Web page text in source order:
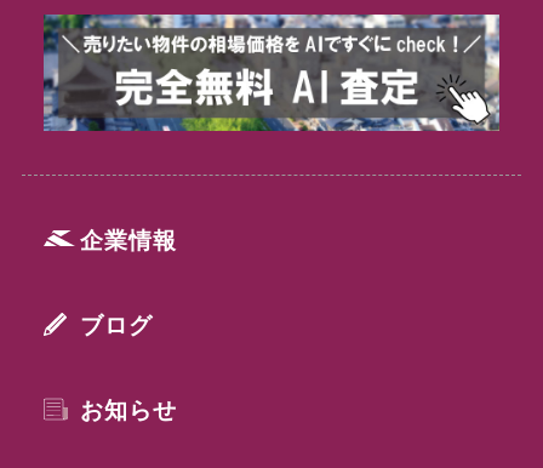
企業情報
ブログ
お知らせ